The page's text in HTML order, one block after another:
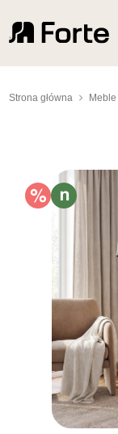
Strona główna Meble